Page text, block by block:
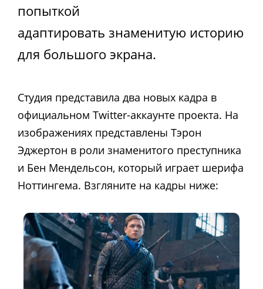
попыткой
адаптировать знаменитую историю
для большого экрана.
Студия представила два новых кадра в
официальном Twitter-аккаунте проекта. На
изображениях представлены Тэрон
Эджертон в роли знаменитого преступника
и Бен Мендельсон, который играет шерифа
Ноттингема. Взгляните на кадры ниже: